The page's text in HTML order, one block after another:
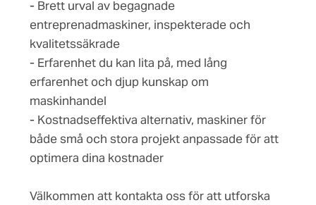
- Brett urval av begagnade
entreprenadmaskiner, inspekterade och
kvalitetssäkrade
- Erfarenhet du kan lita på, med lång
erfarenhet och djup kunskap om
maskinhandel
- Kostnadseffektiva alternativ, maskiner för
både små och stora projekt anpassade för att
optimera dina kostnader
Välkommen att kontakta oss för att utforska